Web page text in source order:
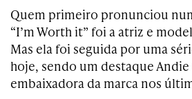
Quem primeiro pronunciou
“I’m Worth it” foi a atriz e
Mas ela foi seguida por uma
hoje, sendo um destaque
embaixadora da marca nos